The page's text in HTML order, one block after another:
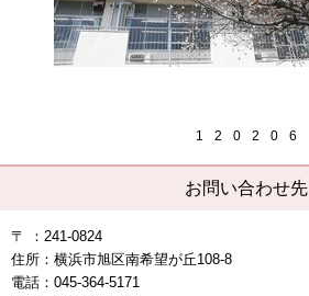
1 2 0 2 0 6
お問い合わせ先
〒 ：241-0824
住所：横浜市旭区南希望が丘108-8
電話：045-364-5171